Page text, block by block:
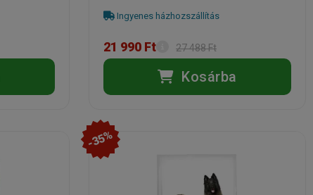
Ingyenes házhozszállítás
21 990 Ft 27 488 Ft
Kosárba
-35%